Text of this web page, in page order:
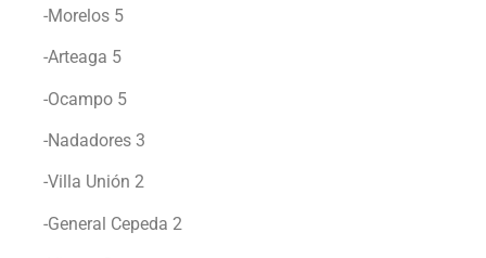
-Morelos 5
-Arteaga 5
-Ocampo 5
-Nadadores 3
-Villa Unión 2
-General Cepeda 2